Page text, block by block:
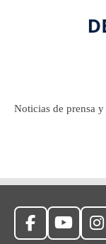
Noticias de prensa
F
Y
I